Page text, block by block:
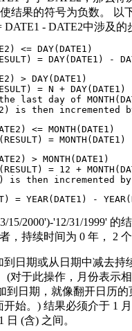
结果的符号为负数。 以
- DATE2中涉及的
<= DAY(DATE1)
= DAY(DATE1) -
> DAY(DATE1)
= N + DAY(DATE1)
last day of
is then incremented
<= MONTH(DATE1)
= MONTH(DATE1)
> MONTH(DATE1)
= 12 +
is then incremented by
= YEAR(DATE1) -
15/2000')-'12/31/1999' 的
，持续时间为 0 年， 2 个
到日期或从日期中减去持
(对于此操作，月份表示
到日期，就像翻开日历的
始。) 结果必须介于 1
日 (含) 之间。